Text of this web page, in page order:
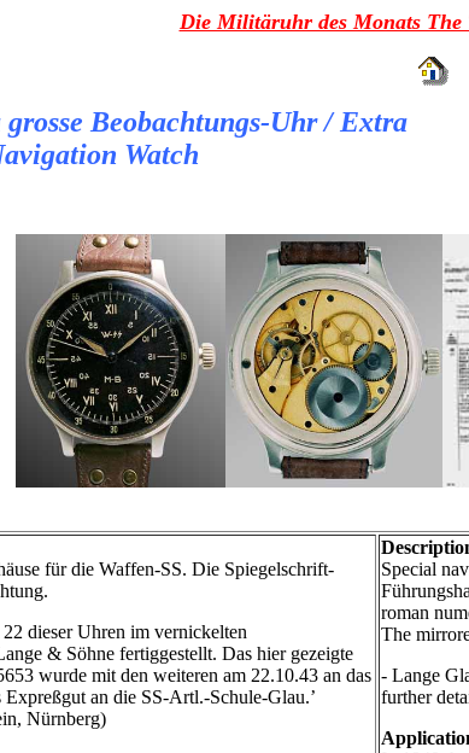
Die Militäruhr des Monats The
Beobachtungs-Uhr / Extra
Watch
für die Waffen-SS. Die Spiegelschrift-
dieser Uhren im vernickelten
& Söhne fertiggestellt. Das hier gezeigte
wurde mit den weiteren am 22.10.43 an das
an die SS-Artl.-Schule-Glau.’
Nürnberg)
Special
roman
The
- Lange
further